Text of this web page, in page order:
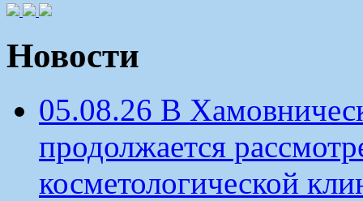
Новости
05.08.26 В
продолжается
косметологической